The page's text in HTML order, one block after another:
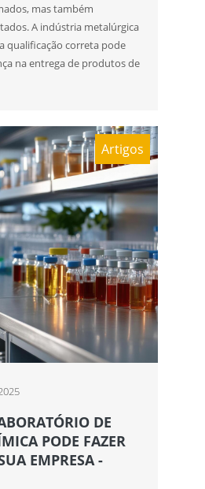
mas também
A indústria metalúrgica
qualificação correta pode
na entrega de produtos de
Artigos
DE
PODE FAZER
EMPRESA -